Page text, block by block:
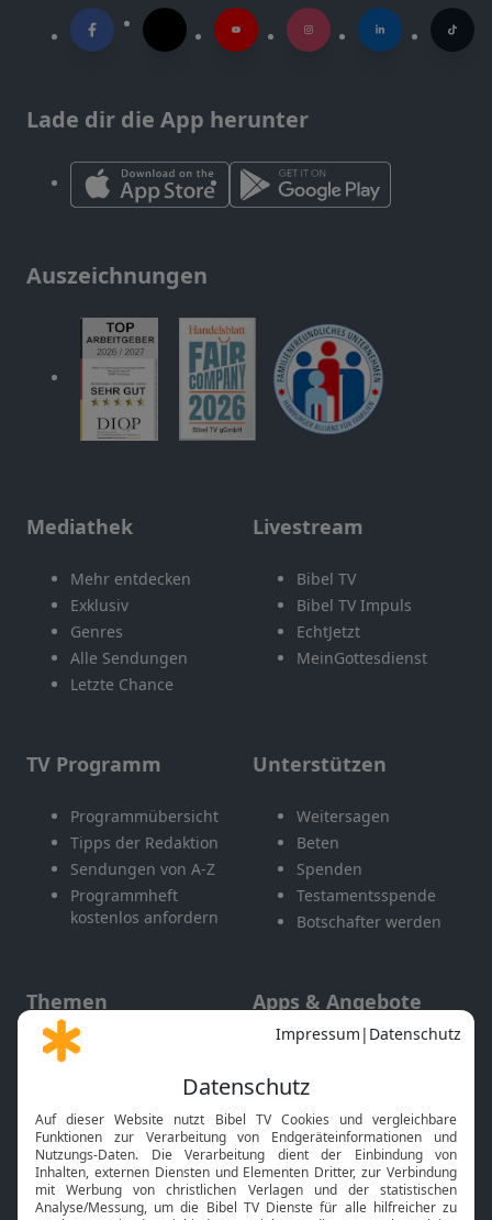
Lade dir die App herunter
Auszeichnungen
Mediathek
Mehr entdecken
Exklusiv
Genres
Alle Sendungen
Letzte Chance
Livestream
Bibel TV
Bibel TV Impuls
EchtJetzt
MeinGottesdienst
TV Programm
Programmübersicht
Tipps der Redaktion
Sendungen von A-Z
Programmheft
kostenlos anfordern
Unterstützen
Weitersagen
Beten
Spenden
Testamentsspende
Botschafter werden
Themen
Gott und Bibel erklärt
Neuigkeiten
Apps & Angebote
Mobile App
Smart TV
HbbTV
Bibelthek Online-Bibel
Nächster Gottesdienst